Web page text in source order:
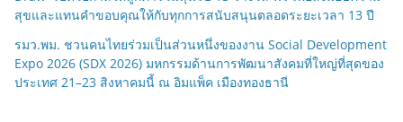
สุขและแทนคำขอบคุณให้กับทุกการสนับสนุนตลอดระยะเวลา 13 ปี
รมว.พม. ชวนคนไทยร่วมเป็นส่วนหนึ่งของงาน Social Development
Expo 2026 (SDX 2026) มหกรรมด้านการพัฒนาสังคมที่ใหญ่ที่สุดของ
ประเทศ 21–23 สิงหาคมนี้ ณ อิมแพ็ค เมืองทองธานี